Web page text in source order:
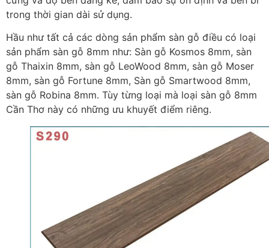
trong thời gian dài sử dụng.
Hầu như tất cả các dòng sản phẩm sàn gỗ điều có loại
sản phẩm sàn gỗ 8mm như: Sàn gỗ Kosmos 8mm, sàn
gỗ Thaixin 8mm, sàn gỗ LeoWood 8mm, sàn gỗ Moser
8mm, sàn gỗ Fortune 8mm, Sàn gỗ Smartwood 8mm,
sàn gỗ Robina 8mm. Tùy từng loại mà loại sàn gỗ 8mm
Cần Thơ này có những ưu khuyết điểm riêng.